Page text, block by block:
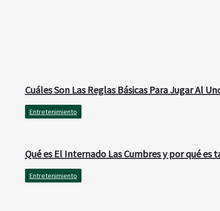
Cuáles Son Las Reglas Básicas Para Jugar Al
Entretenimiento
Qué es El Internado Las Cumbres y por qué es
Entretenimiento